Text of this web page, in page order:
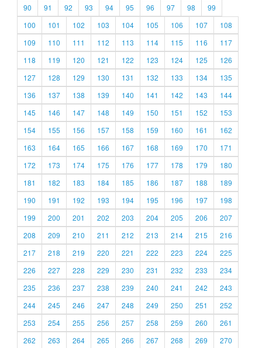
90
91 92 93 94 95 96 97 98
99
100
101 102 103 104 105 106 107
108
109
110 111 112 113 114 115 116
117
118
119 120 121 122 123 124 125
126
127
128 129 130 131 132 133 134
135
136
137 138 139 140 141 142 143
144
145
146 147 148 149 150 151 152
153
154
155 156 157 158 159 160 161
162
163
164 165 166 167 168 169 170
171
172
173 174 175 176 177 178 179
180
181
182 183 184 185 186 187 188
189
190
191 192 193 194 195 196 197
198
199
200 201 202 203 204 205 206
207
208
209 210 211 212 213 214 215
216
217
218 219 220 221 222 223 224
225
226
227 228 229 230 231 232 233
234
235
236 237 238 239 240 241 242
243
244
245 246 247 248 249 250 251
252
253
254 255 256 257 258 259 260
261
262
263 264 265 266 267 268 269 270